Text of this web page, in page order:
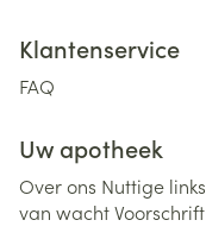
Klantenservice
FAQ
Uw apotheek
Over ons Nuttige links
van wachtVoorschrift